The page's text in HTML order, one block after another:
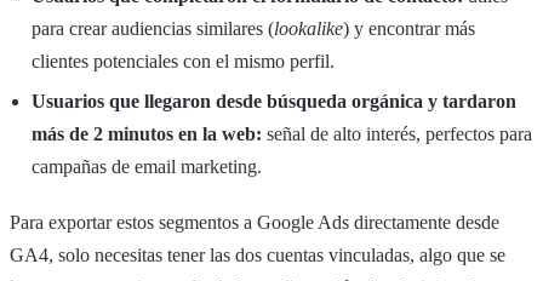
para crear audiencias similares (lookalike) y encontrar más
clientes potenciales con el mismo perfil.
Usuarios que llegaron desde búsqueda orgánica y tardaron
más de 2 minutos en la web: señal de alto interés, perfectos para
campañas de email marketing.
Para exportar estos segmentos a Google Ads directamente desde
GA4, solo necesitas tener las dos cuentas vinculadas, algo que se